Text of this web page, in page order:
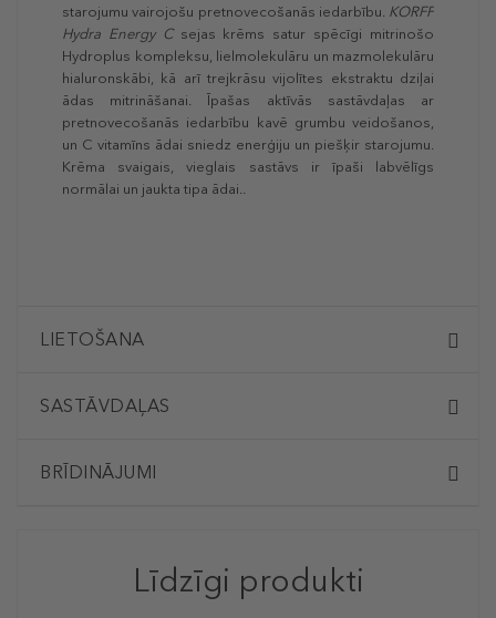
starojumu vairojošu pretnovecošanās iedarbību. KORFF
Hydra Energy
Csejas krēms satur spēcīgi mitrinošo
Hydroplus kompleksu, lielmolekulāru un mazmolekulāru
hialuronskābi, kā arī trejkrāsu vijolītes ekstraktu dziļai
ādas mitrināšanai. Īpašas aktīvās sastāvdaļas ar
pretnovecošanās iedarbību kavē grumbu veidošanos,
un C vitamīns ādai sniedz enerģiju un piešķir starojumu.
Krēma svaigais, vieglais sastāvs ir īpaši labvēlīgs
normālai un jaukta tipa ādai..
LIETOŠANA
SASTĀVDAĻAS
BRĪDINĀJUMI
Līdzīgi produkti